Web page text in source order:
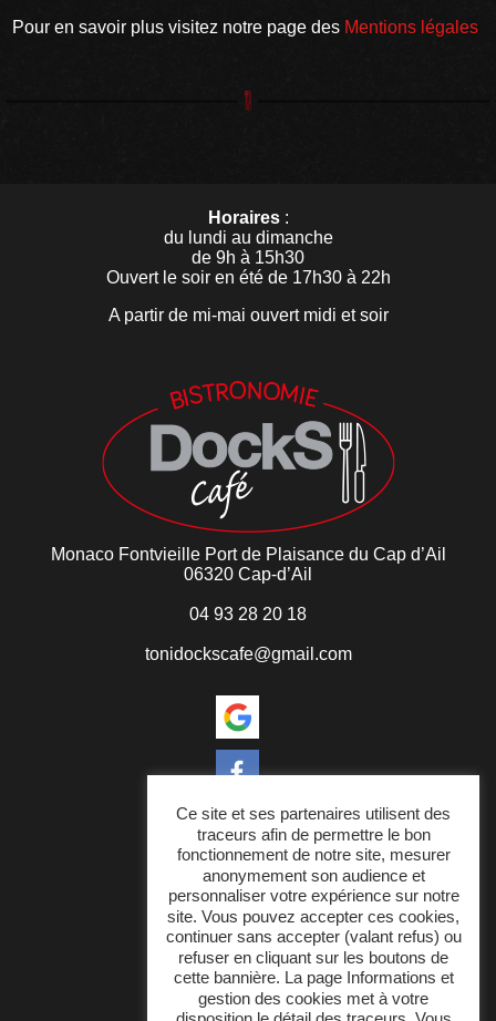
Pour en savoir plus visitez notre page des Mentions légales
Horaires:
du lundi au dimanche
de 9h à 15h30
Ouvert le soir en été de 17h30 à 22h
A partir de mi-mai ouvert midi et soir
Monaco Fontvieille Port de Plaisance du Cap d’Ail
06320 Cap-d’Ail
04 93 28 20 18
tonidockscafe@gmail.com
Docks Café
Notre cuisine
Évènements
Actualités et contact
Ce site et ses partenaires utilisent des
traceurs afin de permettre le bon
fonctionnement de notre site, mesurer
anonymement son audience et
personnaliser votre expérience sur notre
site. Vous pouvez accepter ces cookies,
continuer sans accepter (valant refus) ou
refuser en cliquant sur les boutons de
cette bannière. La page Informations et
gestion des cookies met à votre